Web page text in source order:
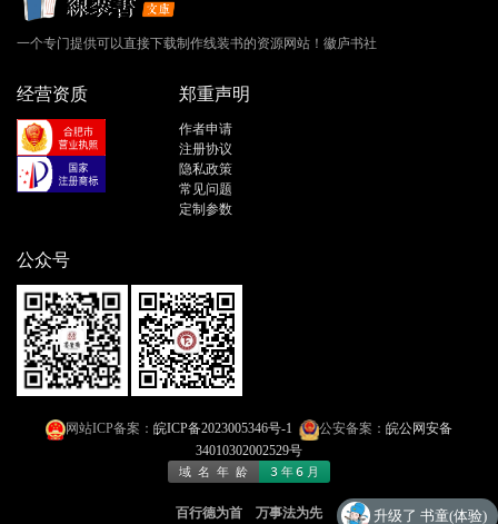
一个专门提供可以直接下载制作线装书的资源网站！徽庐书社
经营资质 郑重声明
作者申请
注册协议
隐私政策
常见问题
定制参数
公众号
网站ICP备案： 皖ICP备2023005346号-1 公安备案： 皖公网安备
34010302002529号
百行德为首 万事法为先 升级了 书童(体验)